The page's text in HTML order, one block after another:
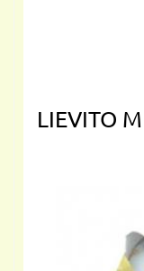
LIEVITO